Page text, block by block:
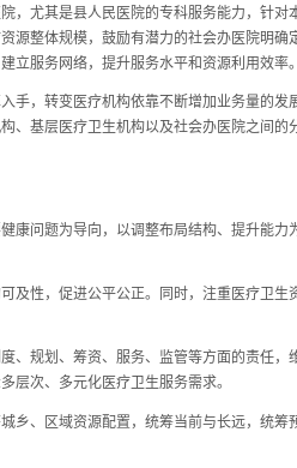
尤其是县人民医院的专科服务能力，针对
源整体规模，鼓励有潜力的社会办医院明确
立服务网络，提升服务水平和资源利用效率。
，转变医疗机构依靠不断增加业务量的发
、基层医疗卫生机构以及社会办医院之间
问题为导向，以调整布局结构、提升能力
性，促进公平公正。同时，注重医疗卫生
规划、筹资、服务、监管等方面的责任，
层次、多元化医疗卫生服务需求。
、区域资源配置，统筹当前与长远，统筹